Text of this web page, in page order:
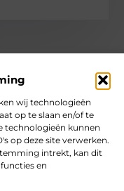
wij technologieën
op te slaan en/of te
technologieën kunnen
op deze site verwerken.
intrekt, kan dit
en
dagelijks leven.
artikelen die je helpen
praktische adviezen